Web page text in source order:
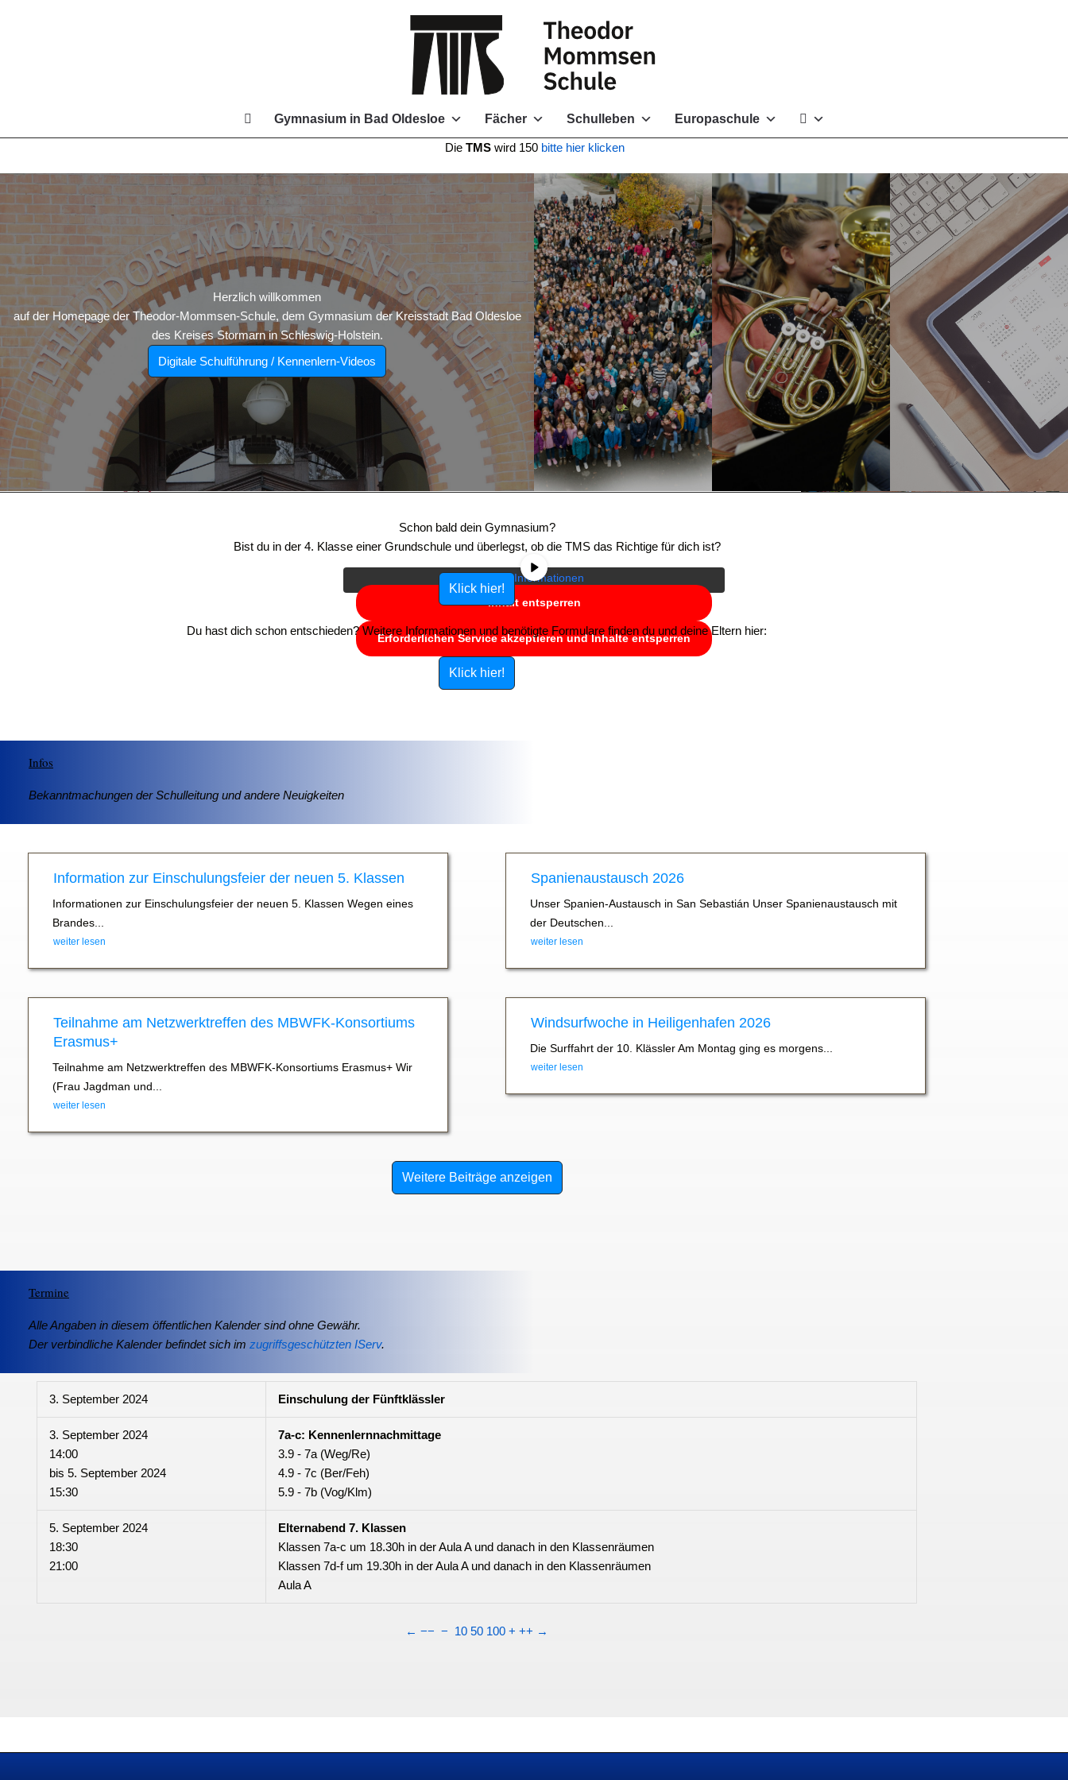
Gymnasium in Bad Oldesloe Fächer Schulleben Europaschule
Die TMS wird 150 bitte hier klicken
Herzlich willkommen
auf der Homepage der Theodor-Mommsen-Schule, dem Gymnasium der Kreisstadt Bad Oldesloe
des Kreises Stormarn in Schleswig-Holstein.
Digitale Schulführung / Kennenlern-Videos
eigentlichen Inhalt zuzugreifen, klicken Sie auf die Schaltfläche unten.
Bitte beachten Sie, dass dabei Daten an Drittanbieter weitergegeben
werden.
Mehr Informationen
Inhalt entsperren
Erforderlichen Service akzeptieren und Inhalte entsperren
Schon bald dein Gymnasium?
Bist du in der 4. Klasse einer Grundschule und überlegst, ob die TMS das Richtige für dich ist?
Klick hier!
Du hast dich schon entschieden? Weitere Informationen und benötigte Formulare finden du und deine Eltern hier:
Klick hier!
Infos
Bekanntmachungen der Schulleitung und andere Neuigkeiten
Information zur Einschulungsfeier der neuen 5. Klassen
Informationen zur Einschulungsfeier der neuen 5. Klassen Wegen eines
Brandes...
weiter lesen
Spanienaustausch 2026
Unser Spanien-Austausch in San Sebastián Unser Spanienaustausch mit
der Deutschen...
weiter lesen
Teilnahme am Netzwerktreffen des MBWFK-Konsortiums
Erasmus+
Teilnahme am Netzwerktreffen des MBWFK-Konsortiums Erasmus+ Wir
(Frau Jagdman und...
weiter lesen
Windsurfwoche in Heiligenhafen 2026
Die Surffahrt der 10. Klässler Am Montag ging es morgens...
weiter lesen
Weitere Beiträge anzeigen
Termine
Alle Angaben in diesem öffentlichen Kalender sind ohne Gewähr.
Der verbindliche Kalender befindet sich im zugriffsgeschützten IServ.
3. September 2024 Einschulung der Fünftklässler
3. September 2024
14:00
bis 5. September 2024
15:30
7a-c: Kennenlernnachmittage
3.9 - 7a (Weg/Re)
4.9 - 7c (Ber/Feh)
5.9 - 7b (Vog/Klm)
5. September 2024
18:30
21:00
Elternabend 7. Klassen
Klassen 7a-c um 18.30h in der Aula A und danach in den Klassenräumen
Klassen 7d-f um 19.30h in der Aula A und danach in den Klassenräumen
Aula A
← −− − 10 50 100 + ++ →